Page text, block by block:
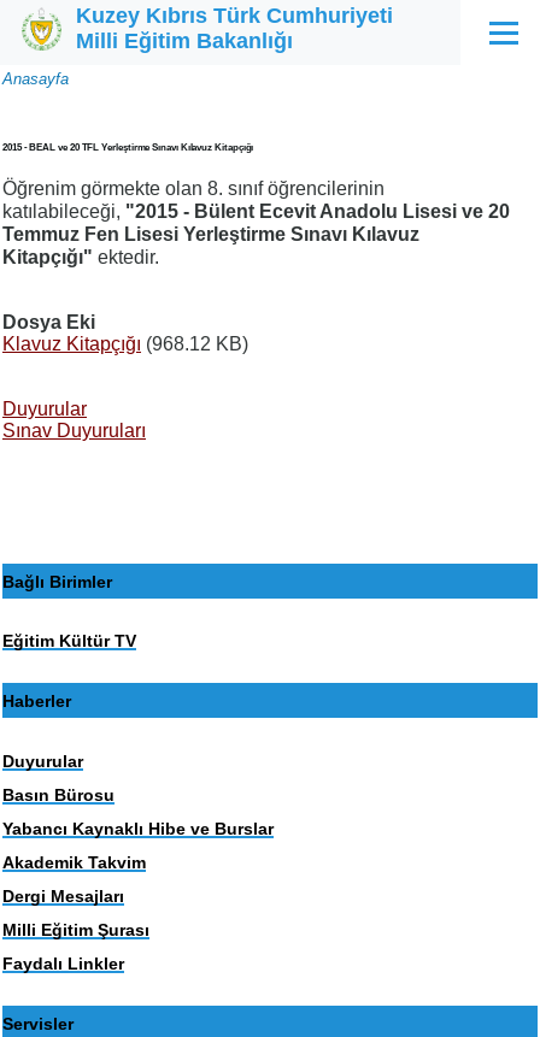
Ana içeriğe atla
Kuzey Kıbrıs Türk Cumhuriyeti
Milli Eğitim Bakanlığı
Menü
Sayfa
Anasayfa
2015 - BEAL ve 20 TFL Yerleştirme Sınavı Kılavuz Kitapçığı
Öğrenim görmekte olan 8. sınıf öğrencilerinin
katılabileceği, "2015 - Bülent Ecevit Anadolu Lisesi ve 20
Temmuz Fen Lisesi Yerleştirme Sınavı Kılavuz
Kitapçığı" ektedir.
Dosya Eki
Klavuz Kitapçığı (968.12 KB)
Duyurular
Sınav Duyuruları
Bağlı Birimler
Eğitim Kültür TV
Haberler
Duyurular
Basın Bürosu
Yabancı Kaynaklı Hibe ve Burslar
Akademik Takvim
Dergi Mesajları
Milli Eğitim Şurası
Faydalı Linkler
Servisler